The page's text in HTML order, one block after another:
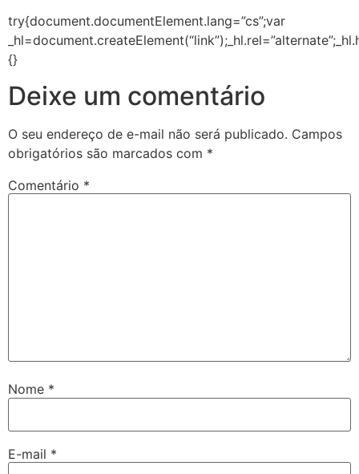
try{document.documentElement.lang=”cs”;var
{}
Deixe um comentário
O seu endereço de e-mail não será publicado. Campos
obrigatórios são marcados com *
Comentário *
Nome *
E-mail *